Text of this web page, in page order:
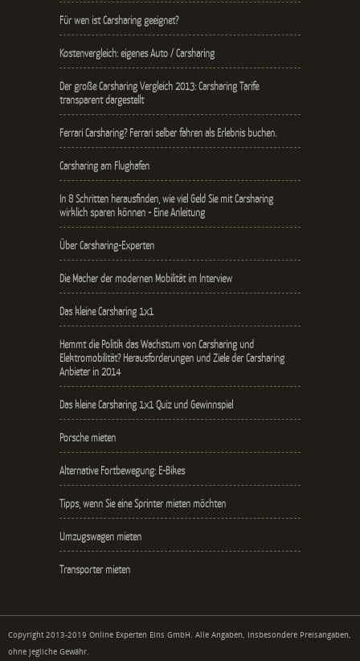
Für wen ist Carsharing geeignet?
Kostenvergleich: eigenes Auto / Carsharing
Der große Carsharing Vergleich 2013: Carsharing Tarife
transparent dargestellt
Ferrari Carsharing? Ferrari selber fahren als Erlebnis buchen.
Carsharing am Flughafen
In 8 Schritten herausfinden, wie viel Geld Sie mit Carsharing
wirklich sparen können - Eine Anleitung
Über Carsharing-Experten
Die Macher der modernen Mobilität im Interview
Das kleine Carsharing 1x1
Hemmt die Politik das Wachstum von Carsharing und
Elektromobilität? Herausforderungen und Ziele der Carsharing
Anbieter in 2014
Das kleine Carsharing 1x1 Quiz und Gewinnspiel
Porsche mieten
Alternative Fortbewegung: E-Bikes
Tipps, wenn Sie eine Sprinter mieten möchten
Umzugswagen mieten
Transporter mieten
Copyright 2013-2019 Online Experten Eins GmbH. Alle Angaben, insbesondere Preisangaben,
ohne jegliche Gewähr.